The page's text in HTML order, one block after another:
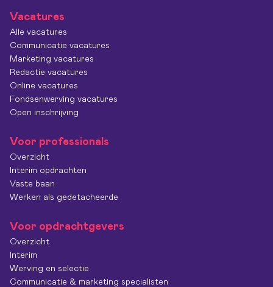
Vacatures
Alle vacatures
Communicatie vacatures
Marketing vacatures
Redactie vacatures
Online vacatures
Fondsenwerving vacatures
Open inschrijving
Voor professionals
Overzicht
Interim opdrachten
Vaste baan
Werken als gedetacheerde
Voor opdrachtgevers
Overzicht
Interim
Werving en selectie
Communicatie & marketing specialisten